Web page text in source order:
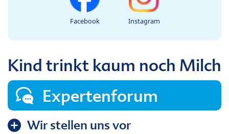
Facebook Instagram
Kind trinkt kaum noch Milch
Expertenforum
Wir stellen uns vor